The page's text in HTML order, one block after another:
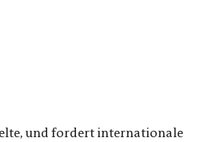
und fordert internationale